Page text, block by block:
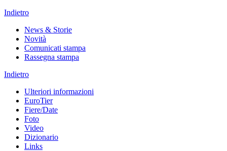
Indietro
News & Storie
Novità
Comunicati stampa
Rassegna stampa
Indietro
Ulteriori informazioni
EuroTier
Fiere/Date
Foto
Video
Dizionario
Links